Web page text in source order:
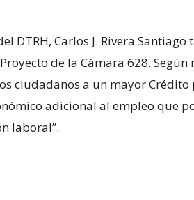
DTRH, Carlos J. Rivera
de la Cámara 628. Según
ciudadanos a un mayor
adicional al empleo que
laboral”.